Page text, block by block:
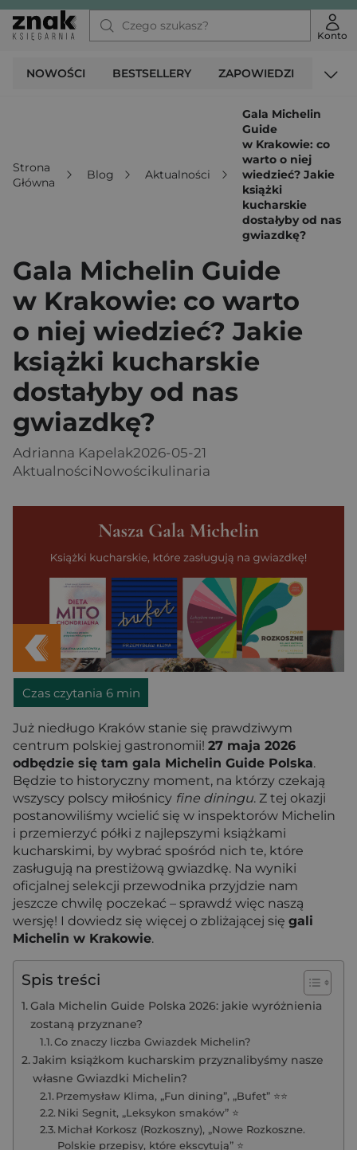
Konto
NOWOŚCI BESTSELLERY ZAPOWIEDZI
Strona
Główna
Blog Aktualności
Gala Michelin
Guide
w Krakowie: co
warto o niej
wiedzieć? Jakie
książki
kucharskie
dostałyby od nas
gwiazdkę?
Gala Michelin Guide
w Krakowie: co warto
o niej wiedzieć? Jakie
książki kucharskie
dostałyby od nas
gwiazdkę?
Adrianna Kapelak2026-05-21
Aktualności Nowości kulinaria
Już niedługo Kraków stanie się prawdziwym
centrum polskiej gastronomii! 27 maja 2026
odbędzie się tam gala Michelin Guide Polska.
Będzie to historyczny moment, na którzy czekają
wszyscy polscy miłośnicy fine diningu. Z tej okazji
postanowiliśmy wcielić się w inspektorów Michelin
i przemierzyć półki z najlepszymi książkami
kucharskimi, by wybrać spośród nich te, które
zasługują na prestiżową gwiazdkę. Na wyniki
oficjalnej selekcji przewodnika przyjdzie nam
jeszcze chwilę poczekać – sprawdź więc naszą
wersję! I dowiedz się więcej o zbliżającej się gali
Michelin w Krakowie.
Spis treści
Gala Michelin Guide Polska 2026: jakie wyróżnienia
zostaną przyznane?
Co znaczy liczba Gwiazdek Michelin?
Jakim książkom kucharskim przyznalibyśmy nasze
własne Gwiazdki Michelin?
Przemysław Klima, „Fun dining”, „Bufet” ⭐⭐
Niki Segnit, „Leksykon smaków” ⭐
Michał Korkosz (Rozkoszny), „Nowe Rozkoszne.
Polskie przepisy, które ekscytują” ⭐